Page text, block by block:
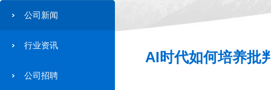
公司新闻
行业资讯
公司招聘
AI时代如何培养批